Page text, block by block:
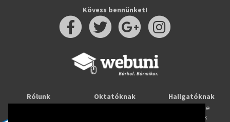
Kövess bennünket!
Rólunk
Oktatóknak
Hallgatóknak
Tanulj online
Képzések